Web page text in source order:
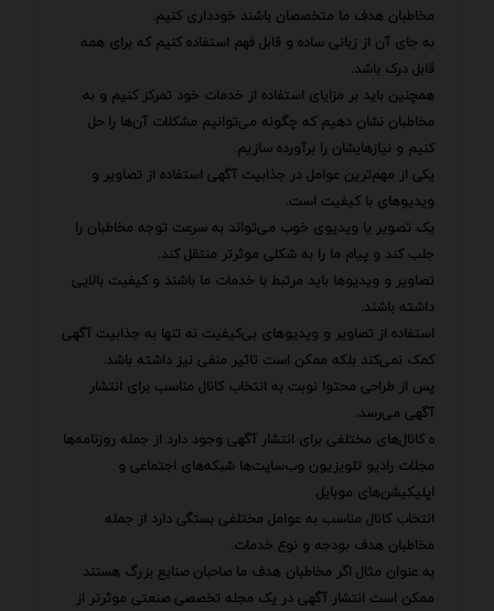
مخاطبان هدف ما متخصصان باشند خودداری کنیم.
به جای آن از زبانی ساده و قابل فهم استفاده کنیم که برای همه
قابل درک باشد.
همچنین باید بر مزایای استفاده از خدمات خود تمرکز کنیم و به
مخاطبان نشان دهیم که چگونه می‌توانیم مشکلات آن‌ها را حل
کنیم و نیازهایشان را برآورده سازیم.
یکی از مهم‌ترین عوامل در جذابیت آگهی استفاده از تصاویر و
ویدیوهای با کیفیت است.
یک تصویر یا ویدیوی خوب می‌تواند به سرعت توجه مخاطبان را
جلب کند و پیام ما را به شکلی موثرتر منتقل کند.
تصاویر و ویدیوها باید مرتبط با خدمات ما باشند و کیفیت بالایی
داشته باشند.
استفاده از تصاویر و ویدیوهای بی‌کیفیت نه تنها به جذابیت آگهی
کمک نمی‌کند بلکه ممکن است تاثیر منفی نیز داشته باشد.
پس از طراحی محتوا نوبت به انتخاب کانال مناسب برای انتشار
آگهی می‌رسد.
ه کانال‌های مختلفی برای انتشار آگهی وجود دارد از جمله روزنامه‌ها
مجلات رادیو تلویزیون وب‌سایت‌ها شبکه‌های اجتماعی و
اپلیکیشن‌های موبایل.
انتخاب کانال مناسب به عوامل مختلفی بستگی دارد از جمله
مخاطبان هدف بودجه و نوع خدمات.
به عنوان مثال اگر مخاطبان هدف ما صاحبان صنایع بزرگ هستند
ممکن است انتشار آگهی در یک مجله تخصصی صنعتی موثرتر از